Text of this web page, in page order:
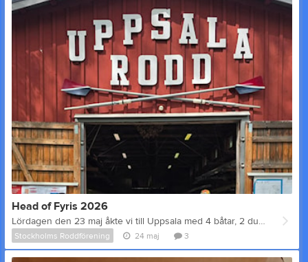
Head of Fyris 2026
Lördagen den 23 maj åkte vi till Uppsala med 4 båtar, 2 dubblar och 2 inriggare. Nybörjarloppet 10 stycken av våra nybörjare skulle delta på sitt livs första roddtävling. Nybörjarloppet var på 1 km och efter en lång väntan startade nybörjarna. Medan de väntade passade de på att vara hejaklack då de mer erfarna roddaren rodde förbi dem i 3 kilometers loppet. Vårt herrlag hade den snabbaste tiden av nybörjarbåtarna och rodde 1 km på 03:51. Vårt damlag var snabbaste damlag i inriggare och rodde på 04:34. Ordinarie lopp På den 3 kilometer långa och snirkliga sträckan rodde Philip Box och Catharina Malmfors en mix2x och Karolina Wichman och Jacinta Waak en dam2x. Tack Ett stort tack till alla roddare, arrangörer och andra som gjorde att det blev en fantastisk dag på Fyrisån. Vi kommer tillbaka nästa år. Fotocred: Roddchef Aarnes son.
Stockholms Roddförening 24 maj 3